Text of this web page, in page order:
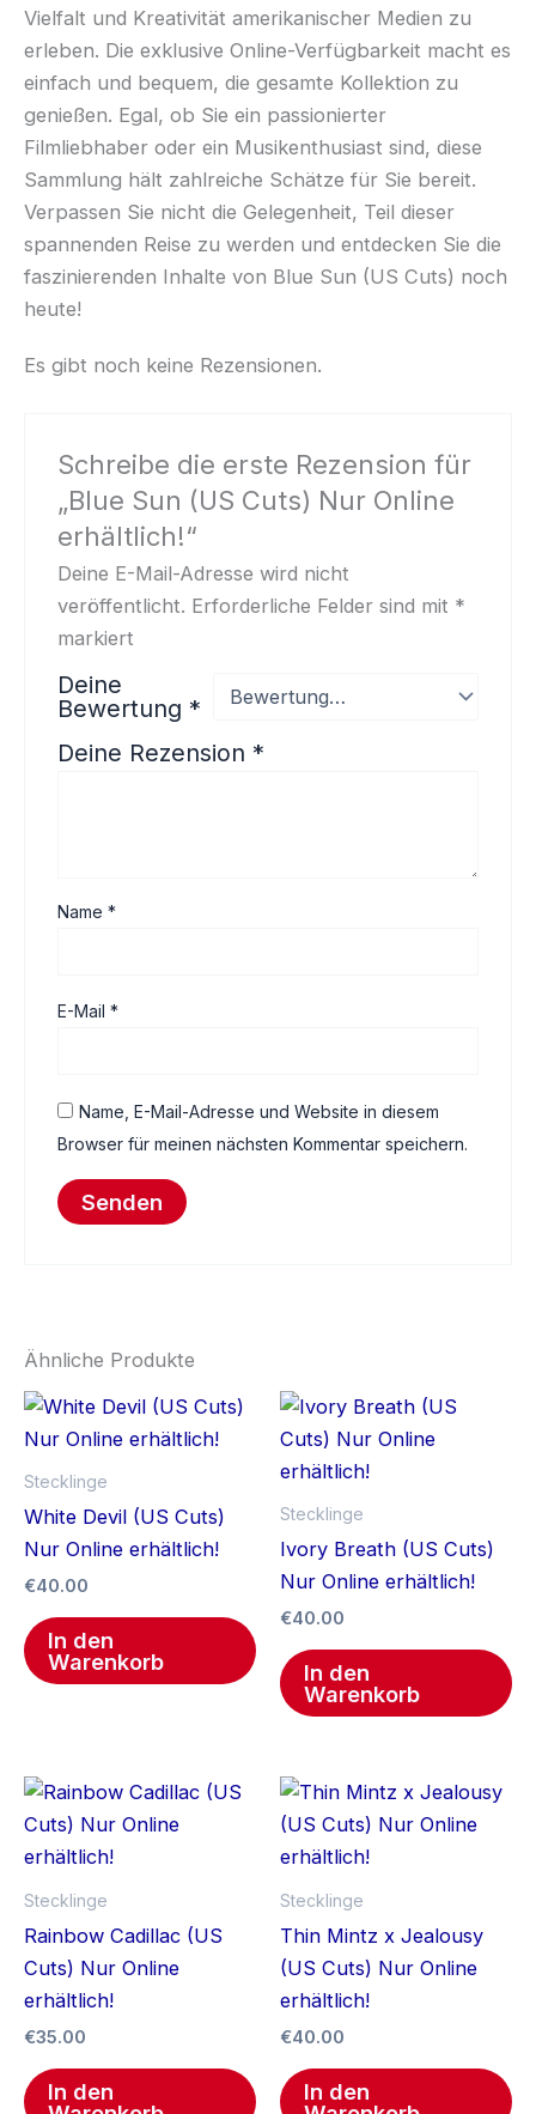
Vielfalt und Kreativität amerikanischer Medien zu
erleben. Die exklusive Online-Verfügbarkeit macht es
einfach und bequem, die gesamte Kollektion zu
genießen. Egal, ob Sie ein passionierter
Filmliebhaber oder ein Musikenthusiast sind, diese
Sammlung hält zahlreiche Schätze für Sie bereit.
Verpassen Sie nicht die Gelegenheit, Teil dieser
spannenden Reise zu werden und entdecken Sie die
faszinierenden Inhalte von Blue Sun (US Cuts) noch
heute!
Es gibt noch keine Rezensionen.
Schreibe die erste Rezension für
„Blue Sun (US Cuts) Nur Online
erhältlich!“
Deine E-Mail-Adresse wird nicht
veröffentlicht. Erforderliche Felder sind mit *
markiert
Deine
Bewertung *
Deine Rezension *
Name*
E-Mail*
Name, E-Mail-Adresse und Website in diesem
Browser für meinen nächsten Kommentar speichern.
Ähnliche Produkte
Stecklinge
White Devil (US Cuts)
Nur Online erhältlich!
€40.00
In den
Warenkorb
Stecklinge
Ivory Breath (US Cuts)
Nur Online erhältlich!
€40.00
In den
Warenkorb
Stecklinge
Rainbow Cadillac (US
Cuts) Nur Online
erhältlich!
€35.00
In den
Stecklinge
Thin Mintz x Jealousy
(US Cuts) Nur Online
erhältlich!
€40.00
In den